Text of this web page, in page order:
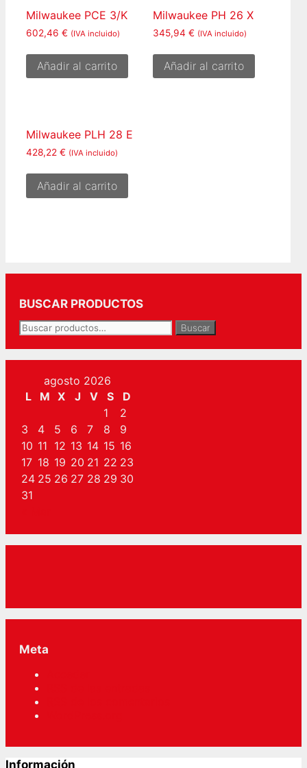
Milwaukee PCE 3/K
602,46 € (IVA incluido)
Añadir al carrito
Milwaukee PH 26 X
345,94€ (IVA incluido)
Añadir al carrito
Milwaukee PLH 28 E
428,22 € (IVA incluido)
Añadir al carrito
BUSCAR PRODUCTOS
Buscar
por:
Buscar
agosto 2026
L
M X J V S D
1
2
3
4 5 6 7 8
9
10 11 12 13 14 15 16
17 18 19 20 21 22 23
24 25 26 27 28 29 30
31
Meta
Información